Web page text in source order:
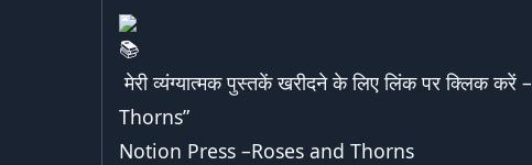
मेरी व्यंग्यात्मक पुस्तकें खरीदने के लिए लिंक पर क्लिक करें –
Thorns”
Notion Press –Roses and Thorns